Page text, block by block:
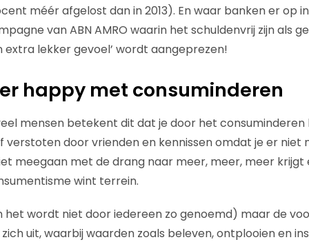
méér afgelost dan in 2013). En waar banken er op
van ABN AMRO waarin het schuldenvrij zijn als
extra lekker gevoel’ wordt aangeprezen!
happy met consuminderen
mensen betekent dit dat je door het
door vrienden en kennissen omdat je er niet
meegaan met de drang naar meer, meer, meer krijgt
wint terrein.
het wordt niet door iedereen zo genoemd) maar de
uit, waarbij waarden zoals beleven, ontplooien en